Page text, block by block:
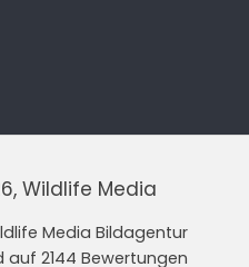
Wildlife Media
Media Bildagentur
auf 2144 Bewertungen